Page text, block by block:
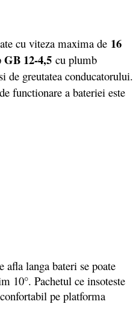
cu viteza maxima de 16
GB 12-4,5 cu plumb
de greutatea conducatorului.
functionare a bateriei este
langa bateri se poate
10°. Pachetul ce insoteste
pe platforma